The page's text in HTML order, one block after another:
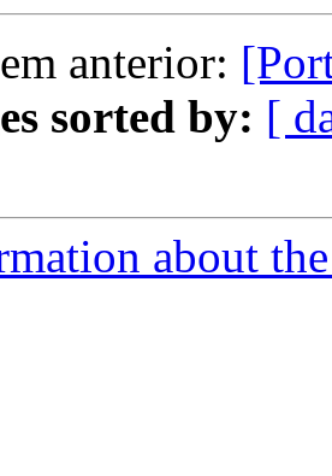
anterior:
sorted by: [
about